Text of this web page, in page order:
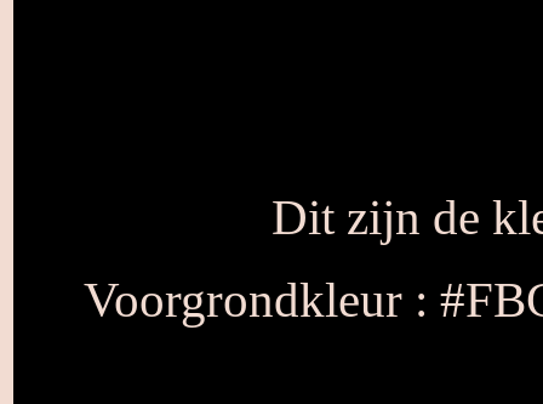
Dit zijn de
Voorgrondkleur :